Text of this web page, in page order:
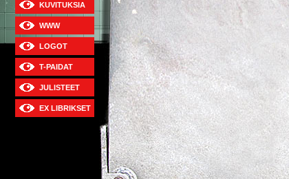
KUVITUKSIA
WWW
LOGOT
T-PAIDAT
JULISTEET
EX LIBRIKSET